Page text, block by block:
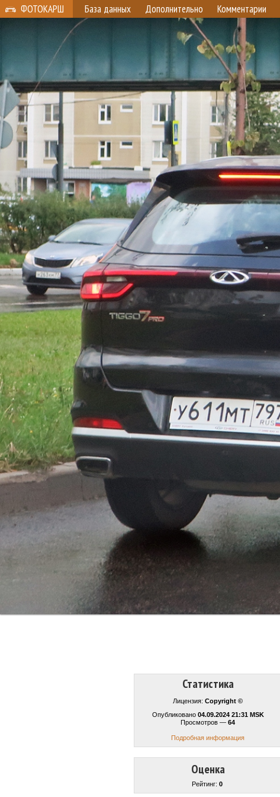
ФОТОКАРШ База данных Дополнительно Комментарии
Статистика
Лицензия: Copyright ©
Опубликовано 04.09.2024 21:31 MSK
Просмотров — 64
Подробная информация
Оценка
Рейтинг: 0